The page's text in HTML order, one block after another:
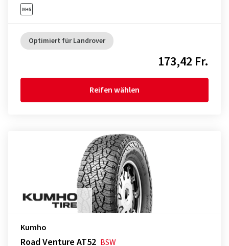
Optimiert für Landrover
173,42 Fr.
Reifen wählen
Kumho
Road Venture AT52 BSW